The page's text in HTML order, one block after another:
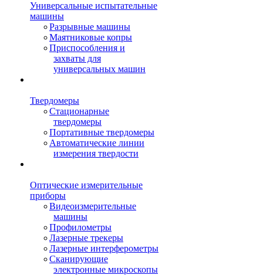
Универсальные испытательные
машины
Разрывные машины
Маятниковые копры
Приспособления и
захваты для
универсальных машин
Твердомеры
Стационарные
твердомеры
Портативные твердомеры
Автоматические линии
измерения твердости
Оптические измерительные
приборы
Видеоизмерительные
машины
Профилометры
Лазерные трекеры
Лазерные интерферометры
Сканирующие
электронные микроскопы